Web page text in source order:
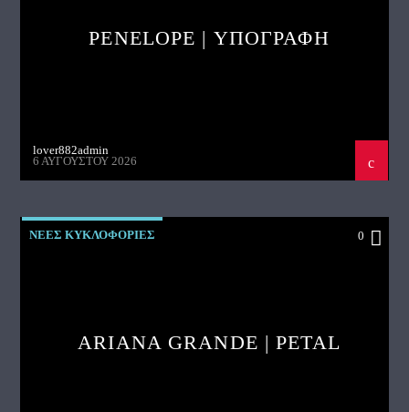
PENELOPE | ΥΠΟΓΡΑΦΗ
lover882admin
6 ΑΥΓΟΎΣΤΟΥ 2026
ΝΕΕΣ ΚΥΚΛΟΦΟΡΙΕΣ 0
ARIANA GRANDE | PETAL